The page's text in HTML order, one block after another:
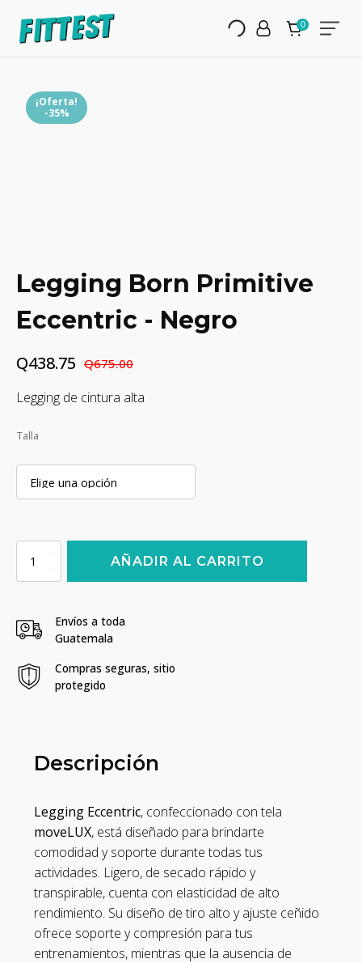
¡Oferta!
-35%
Legging Born Primitive
Eccentric - Negro
Q675.00
El
precio
original
Q675.00.
Q438.75
El
precio
actual
Q438.75.
Legging de cintura alta
Talla
Legging
Born
Primitive
Negro
AÑADIR AL CARRITO
Envíos a toda
Guatemala
Compras seguras, sitio
protegido
Descripción
Legging Eccentric, confeccionado con tela
moveLUX, está diseñado para brindarte
comodidad y soporte durante todas tus
actividades. Ligero, de secado rápido y
transpirable, cuenta con elasticidad de alto
rendimiento. Su diseño de tiro alto y ajuste ceñido
ofrece soporte y compresión para tus
entrenamientos, mientras que la ausencia de